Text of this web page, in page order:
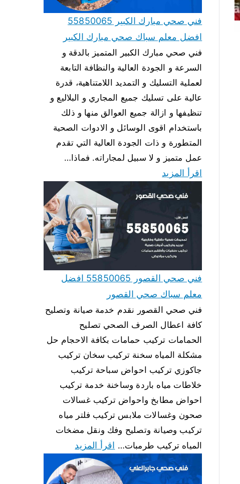
فني صحي مبارك الكبير 55850065
افضل معلم سباك صحي مبارك الكبير
فني صحي مبارك الكبير المتميز بالدقة و
السرعة و الجودة العالية والنظافة التابعة
لعملية التسليك و التمديد اللامتناهية، قدرة
عالية على تسليك جميع المجاري و البلاليع و
تنظيفها و ازالة جميع العوالق منها و ذلك
باستخدام اقوى الوسائل و الادوات الصحية
المتطورة و ذات الجودة العالية التي تقدم
عمل متميز و لا سبيل لمجاراته. فماذا…
اقرأ المزيد
فني صحي القصور 55850065 افضل
معلم سباك صحي القصور
فني صحي القصور نقدم خدمة صيانة وتصليح
كافة اعطال الصرف الصحي تصليح
الحمامات تركيب حمامات بكافة الاحجام حل
مشكلة المياه سخنة تركيب سخان تركيب
جاكوزي تركيب احواض سباحة تركيب
خلاطات مياه باردة وساخنة خدمة تركيب
احواض مطابخ واحواض تركيب غسالات
صحون وغسالات ملابس تركيب فلتر مياه
تركيب وصيانة وتصليح وفك ونقل مضخات
المياه تركيب طرمبات… اقرأ المزيد